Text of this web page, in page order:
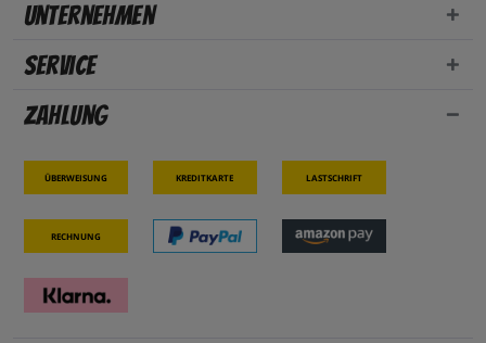
Unternehmen
Service
Zahlung
Überweisung Kreditkarte Lastschrift
Rechnung